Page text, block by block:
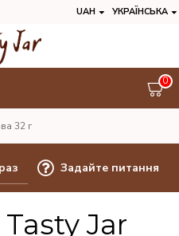
UAH УКРАЇНСЬКА
0
32 г
Задайте питання
Jar